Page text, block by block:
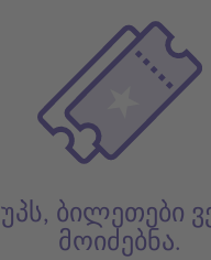
უპს, ბილეთები
მოიძებნა.